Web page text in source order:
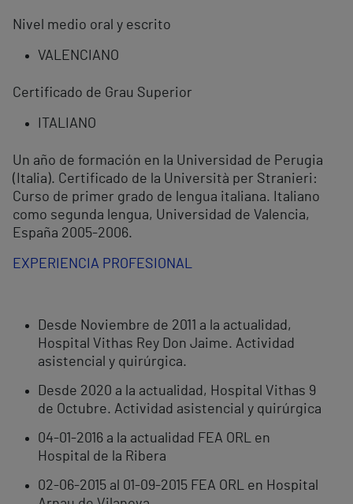
Nivel medio oral y escrito
VALENCIANO
Certificado de Grau Superior
ITALIANO
Un año de formación en la Universidad de Perugia
(Italia). Certificado de la Università per Stranieri:
Curso de primer grado de lengua italiana. Italiano
como segunda lengua, Universidad de Valencia,
España 2005-2006.
EXPERIENCIA PROFESIONAL
Desde Noviembre de 2011 a la actualidad,
Hospital Vithas Rey Don Jaime. Actividad
asistencial y quirúrgica.
Desde 2020 a la actualidad, Hospital Vithas 9
de Octubre. Actividad asistencial y quirúrgica
04-01-2016 a la actualidad FEA ORL en
Hospital de la Ribera
02-06-2015 al 01-09-2015 FEA ORL en Hospital